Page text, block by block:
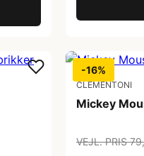
-16%
CLEMENTONI
Mickey
VEJL. PRIS